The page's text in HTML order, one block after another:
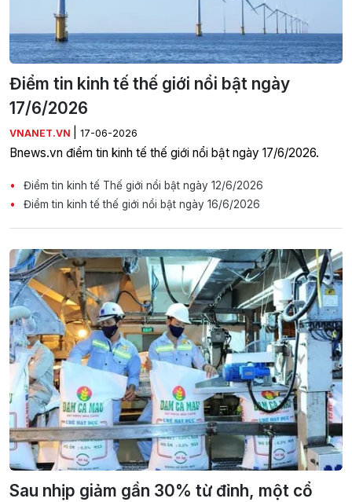
Điểm tin kinh tế thế giới nổi bật ngày
17/6/2026
VNANET.VN 17-06-2026
Bnews.vn điểm tin kinh tế thế giới nổi bật ngày 17/6/2026.
Điểm tin kinh tế Thế giới nổi bật ngày 12/6/2026
Điểm tin kinh tế thế giới nổi bật ngày 16/6/2026
Sau nhịp giảm gần 30% từ đỉnh, một cổ